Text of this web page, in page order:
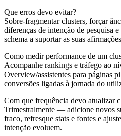
Que erros devo evitar?
Sobre-fragmentar clusters, forçar
diferenças de intenção de pesquisa
schema a suportar as suas
Como medir performance de um
Acompanhe rankings e tráfego ao
Overview/assistentes para páginas
conversões ligadas à jornada do
Com que frequência devo atualizar
Trimestralmente — adicione novos
fraco, refresque stats e fontes e
intenção evoluem.